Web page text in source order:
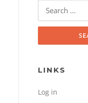
Search for:
LINKS
Log in